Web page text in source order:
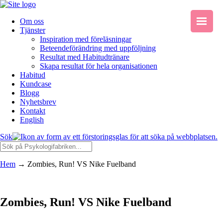
Om oss
Tjänster
Inspiration med föreläsningar
Beteendeförändring med uppföljning
Resultat med Habitudtränare
Skapa resultat för hela organisationen
Habitud
Kundcase
Blogg
Nyhetsbrev
Kontakt
English
Sök
Hem → Zombies, Run! VS Nike Fuelband
Zombies, Run! VS Nike Fuelband